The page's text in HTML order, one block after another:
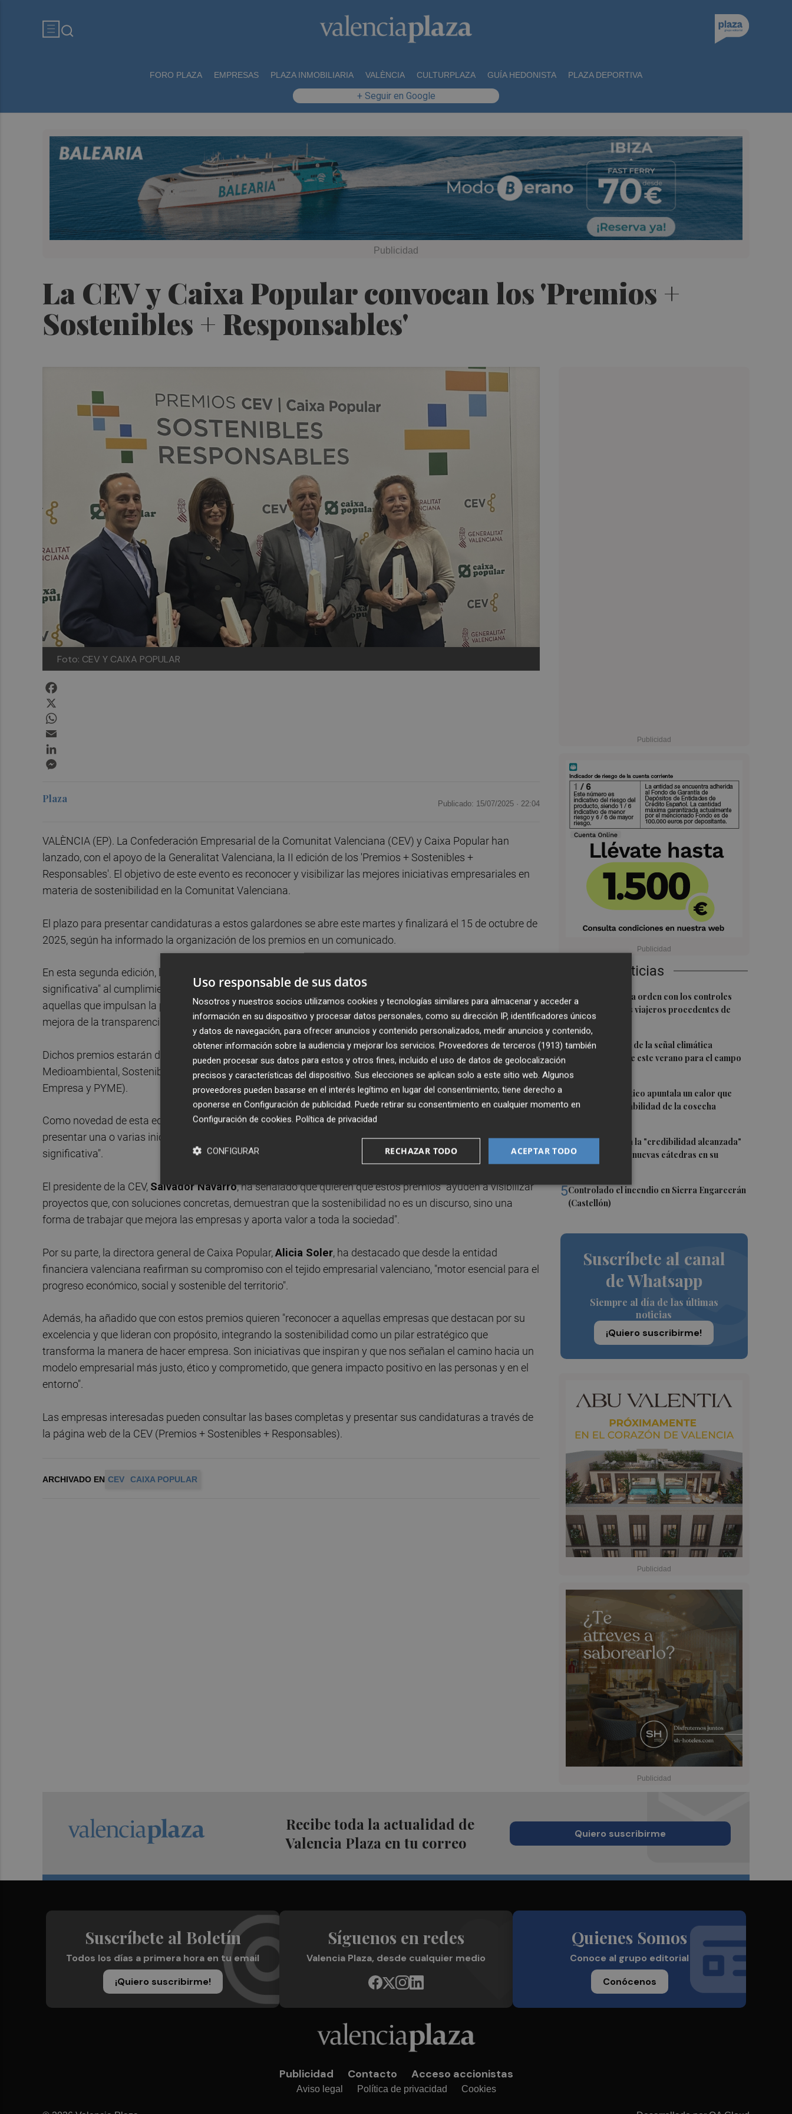
FORO PLAZA EMPRESAS PLAZA INMOBILIARIA VALÈNCIA CULTURPLAZA GUÍA HEDONISTA PLAZA DEPORTIVA
+ Seguir en Google
La CEV y Caixa Popular convocan los 'Premios +
Sostenibles + Responsables'
Foto: CEV Y CAIXA POPULAR
Últimas Noticias
1El BOE publica la orden con los controles
fronterizos a los viajeros procedentes de
Italia
2La FAO advierte de la señal climática
"excepcional" de este verano para el campo
europeo
3
El cambio climático apuntala un calor que
revela la vulnerabilidad de la cosecha
4El CACV destaca la "credibilidad alcanzada"
y la creación de nuevas cátedras en su
primer mandato
5Controlado el incendio en Sierra Engarcerán
(Castellón)
Suscríbete al canal
de Whatsapp
Siempre al día de las últimas
noticias
¡Quiero suscribirme!
Plaza Publicado: 15/07/2025 · 22:04
VALÈNCIA (EP). La Confederación Empresarial de la Comunitat Valenciana (CEV) y Caixa Popular han
lanzado, con el apoyo de la Generalitat Valenciana, la II edición de los 'Premios + Sostenibles +
Responsables'. El objetivo de este evento es reconocer y visibilizar las mejores iniciativas empresariales en
materia de sostenibilidad en la Comunitat Valenciana.
El plazo para presentar candidaturas a estos galardones se abre este martes y finalizará el 15 de octubre de
2025, según ha informado la organización de los premios en un comunicado.
En esta segunda edición, los premios ponen el foco en aquellas iniciativas que contribuyen "de forma
significativa" al cumplimiento de los Objetivos de Desarrollo Sostenible (ODS), y presenta especial atención a
aquellas que impulsan la protección del medio ambiente, el bienestar y la cohesión social, así como la
mejora de la transparencia, la ética y la buena gobernanza en la gestión empresarial.
Dichos premios estarán divididos en cuatro categorías a las que poder optar: a la Sostenibilidad
Medioambiental, Sostenibilidad Social, Sostenibilidad en la Gobernanza y Sostenibilidad Global (Gran
Empresa y PYME).
Como novedad de esta edición, para optar a la categoría de Sostenibilidad Global, las empresas han de
presentar una o varias iniciativas que, en conjunto, aborden las tres dimensiones anteriores "de manera
significativa".
El presidente de la CEV, Salvador Navarro, ha señalado que quieren que estos premios "ayuden a visibilizar
proyectos que, con soluciones concretas, demuestran que la sostenibilidad no es un discurso, sino una
forma de trabajar que mejora las empresas y aporta valor a toda la sociedad".
Por su parte, la directora general de Caixa Popular,Alicia Soler, ha destacado que desde la entidad
financiera valenciana reafirman su compromiso con el tejido empresarial valenciano, "motor esencial para el
progreso económico, social y sostenible del territorio".
Además, ha añadido que con estos premios quieren "reconocer a aquellas empresas que destacan por su
excelencia y que lideran con propósito, integrando la sostenibilidad como un pilar estratégico que
transforma la manera de hacer empresa. Son iniciativas que inspiran y que nos señalan el camino hacia un
modelo empresarial más justo, ético y comprometido, que genera impacto positivo en las personas y en el
entorno".
Las empresas interesadas pueden consultar las bases completas y presentar sus candidaturas a través de
la página web de la CEV (Premios + Sostenibles + Responsables).
ARCHIVADO EN CEV CAIXA POPULAR
Recibe toda la actualidad de
Valencia Plaza en tu correo
Quiero suscribirme
Suscríbete al Boletín
Todos los días a primera hora en tu email
¡Quiero suscribirme!
Síguenos en redes
Valencia Plaza, desde cualquier medio
Quienes Somos
Conoce al grupo editorial
Conócenos
Publicidad Contacto Acceso accionistas
Aviso legal Política de privacidad Cookies
Uso responsable de sus datos
Nosotros y nuestros socios utilizamos cookies y tecnologías similares para almacenar y acceder a
información en su dispositivo y procesar datos personales, como su dirección IP, identificadores únicos
y datos de navegación, para ofrecer anuncios y contenido personalizados, medir anuncios y contenido,
obtener información sobre la audiencia y mejorar los servicios. Proveedores de terceros (1913) también
pueden procesar sus datos para estos y otros fines, incluido el uso de datos de geolocalización
precisos y características del dispositivo. Sus elecciones se aplican solo a este sitio web. Algunos
proveedores pueden basarse en el interés legítimo en lugar del consentimiento; tiene derecho a
oponerse en Configuración de publicidad. Puede retirar su consentimiento en cualquier momento en
Configuración de cookies. Política de privacidad
ACEPTAR TODO
RECHAZAR TODO
CONFIGURAR